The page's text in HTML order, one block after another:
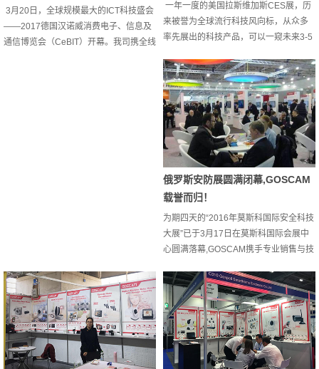
3月20日，全球规模最大的ICT科技盛会
——2017德国汉诺威消费电子、信息及
通信博览会（CeBIT）开幕。我司携全线
一年一度的美国拉斯维加斯CES展，历
来被誉为全球流行科技风向标，从众多
率先展出的科技产品，可以一窥未来3-5
相比，本次CES展，来自中国企业的科
技力量锋芒显露，参展企业数量再创新
高，占据了全部参展厂商的1/3左右。本
次CES盛会，GOSCAM携全线重磅产品
亮相。展会期间，来自世界各地的买家
详细了解了GOSCAM产品的功能、用
途、生产工艺，对产品的质量赞不绝
口，多...
俄罗斯安防展圆满闭幕,GOSCAM
载誉而归！
为期四天的“2016年莫斯科国际安全科技
大展”已于3月17日在莫斯科国际会展中
心圆满落幕,GOSCAM携手专业销售与技
解到中国安防企业在中高端产品领域日
渐提升的实力。本展为俄罗斯最大且最
具权威的安全器材专业展，是提供专业
买主认识俄罗斯及全世界安全技术最新
发展的绝佳平台。每年有超过400家以上
国内外厂商参展，一同抢食每年约15亿